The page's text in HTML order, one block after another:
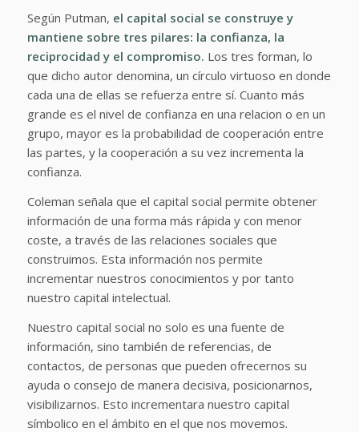
Según Putman, el capital social se construye y
mantiene sobre tres pilares: la confianza, la
reciprocidad y el compromiso. Los tres forman, lo
que dicho autor denomina, un círculo virtuoso en donde
cada una de ellas se refuerza entre sí. Cuanto más
grande es el nivel de confianza en una relacion o en un
grupo, mayor es la probabilidad de cooperación entre
las partes, y la cooperación a su vez incrementa la
confianza.
Coleman señala que el capital social permite obtener
información de una forma más rápida y con menor
coste, a través de las relaciones sociales que
construimos. Esta información nos permite
incrementar nuestros conocimientos y por tanto
nuestro capital intelectual.
Nuestro capital social no solo es una fuente de
información, sino también de referencias, de
contactos, de personas que pueden ofrecernos su
ayuda o consejo de manera decisiva, posicionarnos,
visibilizarnos. Esto incrementara nuestro capital
símbolico en el ámbito en el que nos movemos.